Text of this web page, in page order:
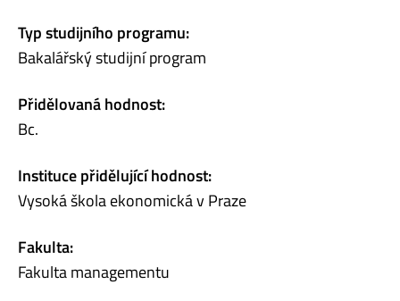
Typ studijního programu:
Bakalářský studijní program
Přidělovaná hodnost:
Bc.
Instituce přidělující hodnost:
Vysoká škola ekonomická v Praze
Fakulta:
Fakulta managementu